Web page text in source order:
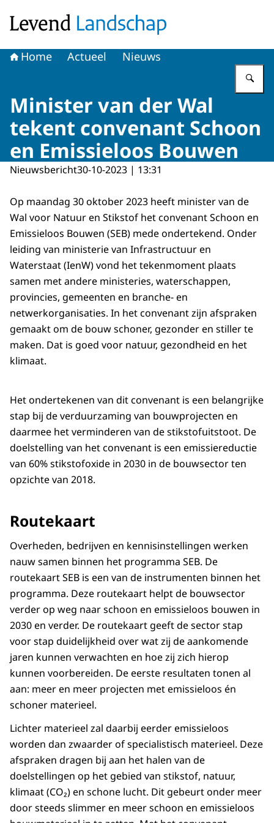
Home Actueel Nieuws
Minister van der Wal
tekent convenant Schoon
en Emissieloos Bouwen
Nieuwsbericht30-10-2023 | 13:31
Op maandag 30 oktober 2023 heeft minister van de
Wal voor Natuur en Stikstof het convenant Schoon en
Emissieloos Bouwen (SEB) mede ondertekend. Onder
leiding van ministerie van Infrastructuur en
Waterstaat (IenW) vond het tekenmoment plaats
samen met andere ministeries, waterschappen,
provincies, gemeenten en branche- en
netwerkorganisaties. In het convenant zijn afspraken
gemaakt om de bouw schoner, gezonder en stiller te
maken. Dat is goed voor natuur, gezondheid en het
klimaat.
Het ondertekenen van dit convenant is een belangrijke
stap bij de verduurzaming van bouwprojecten en
daarmee het verminderen van de stikstofuitstoot. De
doelstelling van het convenant is een emissiereductie
van 60% stikstofoxide in 2030 in de bouwsector ten
opzichte van 2018.
Routekaart
Overheden, bedrijven en kennisinstellingen werken
nauw samen binnen het programma SEB. De
routekaart SEB is een van de instrumenten binnen het
programma. Deze routekaart helpt de bouwsector
verder op weg naar schoon en emissieloos bouwen in
2030 en verder. De routekaart geeft de sector stap
voor stap duidelijkheid over wat zij de aankomende
jaren kunnen verwachten en hoe zij zich hierop
kunnen voorbereiden. De eerste resultaten tonen al
aan: meer en meer projecten met emissieloos én
schoner materieel.
Lichter materieel zal daarbij eerder emissieloos
worden dan zwaarder of specialistisch materieel. Deze
afspraken dragen bij aan het halen van de
doelstellingen op het gebied van stikstof, natuur,
klimaat (CO₂) en schone lucht. Dit gebeurt onder meer
door steeds slimmer en meer schoon en emissieloos